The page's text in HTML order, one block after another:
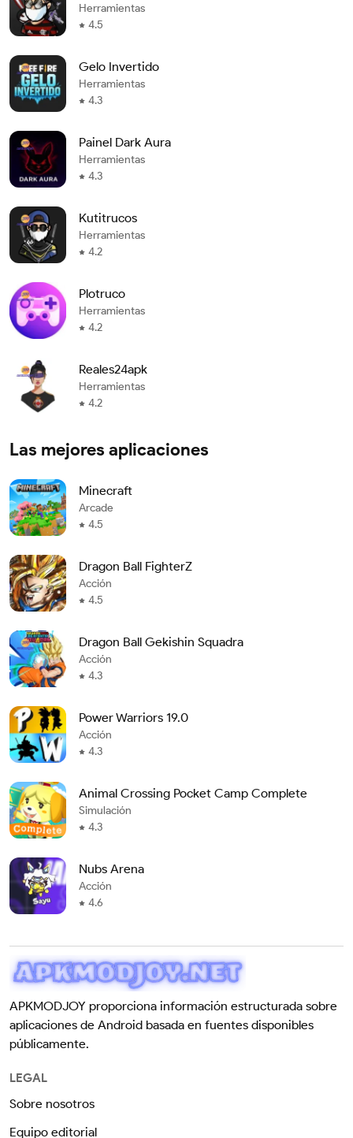
Herramientas
4.5
Gelo Invertido
Herramientas
4.3
Painel Dark Aura
Herramientas
4.3
Kutitrucos
Herramientas
4.2
Plotruco
Herramientas
4.2
Reales24apk
Herramientas
4.2
Las mejores aplicaciones
Minecraft
Arcade
4.5
Dragon Ball FighterZ
Acción
4.5
Dragon Ball Gekishin Squadra
Acción
4.3
Power Warriors 19.0
Acción
4.3
Animal Crossing Pocket Camp Complete
Simulación
4.3
Nubs Arena
Acción
4.6
APKMODJOY proporciona información estructurada sobre
aplicaciones de Android basada en fuentes disponibles
públicamente.
LEGAL
Sobre nosotros
Equipo editorial